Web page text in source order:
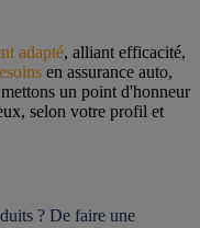
adapté, alliant efficacité,
en assurance auto,
un point d'honneur
selon votre profil et
? De faire une